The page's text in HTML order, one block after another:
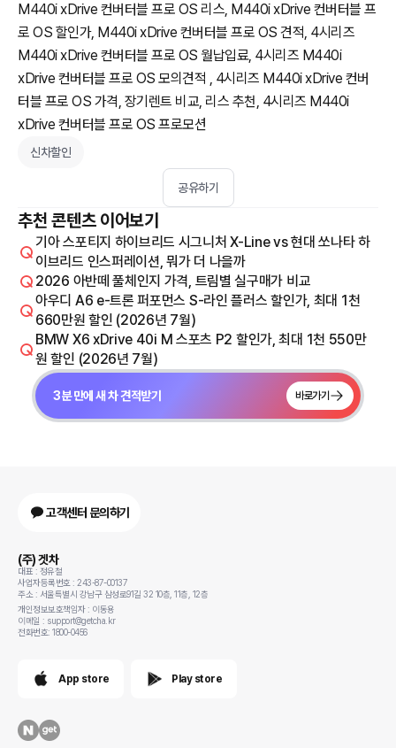
M440i xDrive 컨버터블 프로 OS 리스, M440i xDrive 컨버터블 프
로 OS 할인가, M440i xDrive 컨버터블 프로 OS 견적, 4시리즈
M440i xDrive 컨버터블 프로 OS 월납입료, 4시리즈 M440i
xDrive 컨버터블 프로 OS 모의견적 , 4시리즈 M440i xDrive 컨버
터블 프로 OS 가격, 장기렌트 비교, 리스 추천, 4시리즈 M440i
xDrive 컨버터블 프로 OS 프로모션
신차할인
공유하기
추천 콘텐츠 이어보기
기아 스포티지 하이브리드 시그니처 X-Line vs 현대 쏘나타 하
이브리드 인스퍼레이션, 뭐가 더 나을까
2026 아반떼 풀체인지 가격, 트림별 실구매가 비교
아우디 A6 e-트론 퍼포먼스 S-라인 플러스 할인가, 최대 1천
660만원 할인 (2026년 7월)
BMW X6 xDrive 40i M 스포츠 P2 할인가, 최대 1천 550만
원 할인 (2026년 7월)
3분 만에 새 차 견적받기 바로가기
고객센터 문의하기
(주) 겟차
대표 : 정유철
사업자등록번호 : 243-87-00137
주소 : 서울특별시 강남구 삼성로91길 32 10층, 11층, 12층
개인정보보호책임자 : 이동용
이메일 : support@getcha.kr
전화번호: 1800-0456
App store Play store